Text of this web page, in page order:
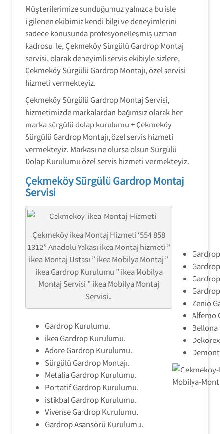
Müşterilerimize sunduğumuz yalnızca bu isle
ilgilenen ekibimiz kendi bilgi ve deneyimlerini
sadece konusunda profesyonelleşmiş uzman
kadrosu ile, Çekmeköy Sürgülü Gardrop Montaj
servisi, olarak deneyimli servis ekibiyle sizlere,
Çekmeköy Sürgülü Gardrop Montajı, özel servisi
hizmeti vermekteyiz.
Çekmeköy Sürgülü Gardrop Montaj Servisi,
hizmetimizde markalardan bağımsız olarak her
marka sürgülü dolap kurulumu + Çekmeköy
Sürgülü Gardrop Montajı, özel servis hizmeti
vermekteyiz. Markası ne olursa olsun Sürgülü
Dolap Kurulumu özel servis hizmeti vermekteyiz.
Çekmeköy Sürgülü Gardrop Montaj
Servisi
Çekmeköy ikea Montaj Hizmeti ‘554 858
1312” Anadolu Yakası ikea Montaj hizmeti ”
ikea Montaj Ustası ” ikea Mobilya Montaj ”
ikea Gardrop Kurulumu ” ikea Mobilya
Montaj Servisi ” ikea Mobilya Montaj
Servisi..
Gardrop Kurulumu.
ikea Gardrop Kurulumu.
Adore Gardrop Kurulumu.
Sürgülü Gardrop Montajı.
Metalia Gardrop Kurulumu.
Portatif Gardrop Kurulumu.
istikbal Gardrop Kurulumu.
Vivense Gardrop Kurulumu.
Gardrop Asansörü Kurulumu.
Zenio
Alfemo